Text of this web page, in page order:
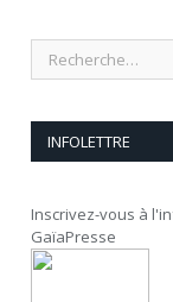
INFOLETTRE
Inscrivez-vous à
GaïaPresse